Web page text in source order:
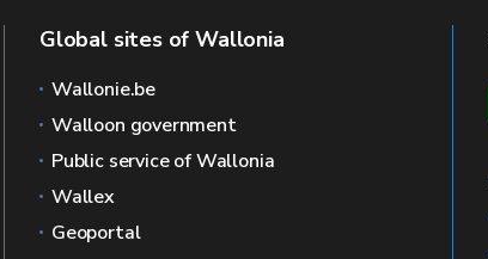
Global sites of Wallonia
Wallonie.be
Walloon government
Public service of Wallonia
Wallex
Geoportal